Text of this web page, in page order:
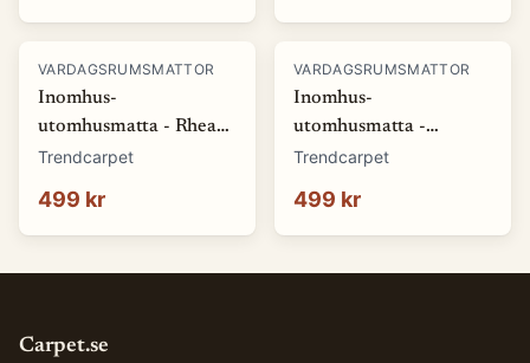
VARDAGSRUMSMATTOR
Inomhus-
utomhusmatta - Rhea
(natur) (Storlek: 80 x
Trendcarpet
499 kr
VARDAGSRUMSMATTOR
Inomhus-
utomhusmatta -
Somerville (blå)
Trendcarpet
499 kr
Carpet.se